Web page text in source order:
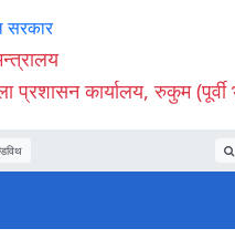
सरकार
प्रशासन कार्यालय, रुकुम (पूर्वी